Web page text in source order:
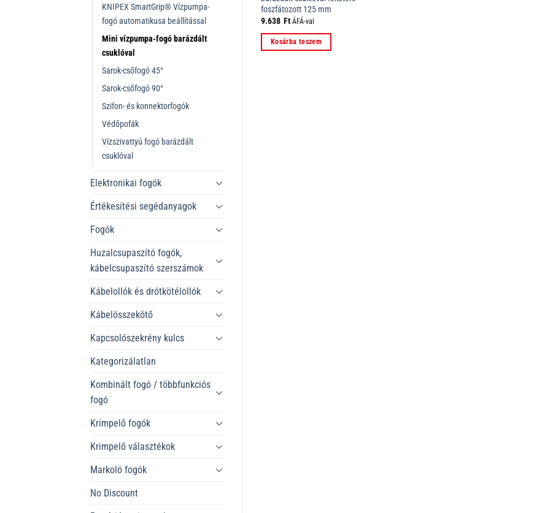
KNIPEX SmartGrip® Vízpumpa-
fogó automatikusa beállítással
Mini vízpumpa-fogó barázdált
csuklóval
Sarok-csőfogó 45°
Sarok-csőfogó 90°
Szifon- és konnektorfogók
Védőpofák
Vízszivattyú fogó barázdált
csuklóval
Elektronikai fogók
Értékesítési segédanyagok
Fogók
Huzalcsupaszító fogók,
kábelcsupaszító szerszámok
Kábelollók és drótkötélollók
Kábelösszekötő
Kapcsolószekrény kulcs
Kategorizálatlan
Kombinált fogó / többfunkciós
fogó
Krimpelő fogók
Krimpelő választékok
Markoló fogók
No Discount
foszfátozott 125 mm
9.638 Ft ÁFÁ-val
Kosárba teszem